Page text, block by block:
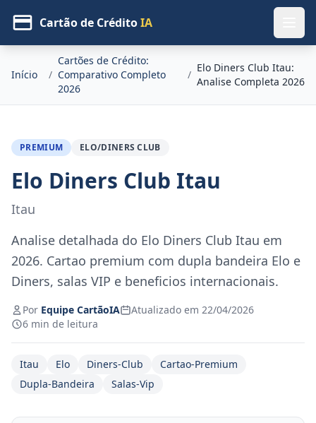
Cartão de CréditoIA
Início /
Cartões de Crédito:
Comparativo Completo
2026
/
Elo Diners Club Itau:
Analise Completa 2026
PREMIUM ELO/DINERS CLUB
Elo Diners Club Itau
Itau
Analise detalhada do Elo Diners Club Itau em
2026. Cartao premium com dupla bandeira Elo e
Diners, salas VIP e beneficios internacionais.
Por Equipe CartãoIA
Atualizado em 22/04/2026
6 min de leitura
Itau Elo Diners-Club
Cartao-Premium
Dupla-Bandeira
Salas-Vip